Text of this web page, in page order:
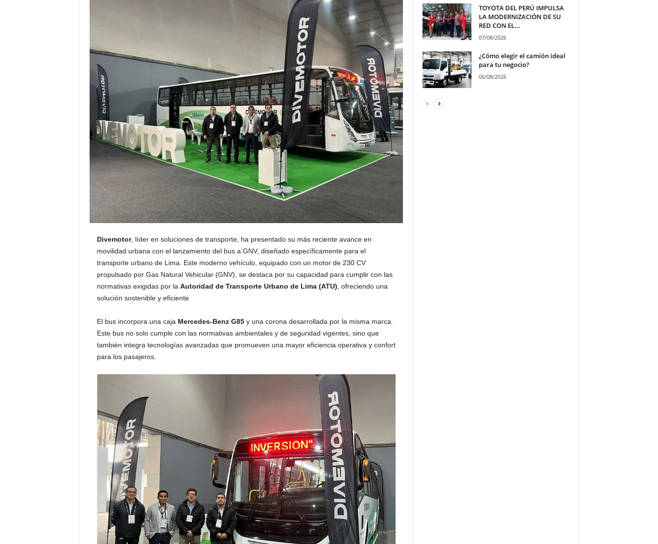
Divemotor, líder en soluciones de transporte, ha presentado su más reciente avance en
movilidad urbana con el lanzamiento del bus a GNV, diseñado específicamente para el
transporte urbano de Lima. Este moderno vehículo, equipado con un motor de 230 CV
propulsado por Gas Natural Vehicular (GNV), se destaca por su capacidad para cumplir con las
normativas exigidas por la Autoridad de Transporte Urbano de Lima (ATU) , ofreciendo una
solución sostenible y eficiente
El bus incorpora una caja Mercedes-Benz G85y una corona desarrollada por la misma marca.
Este bus no solo cumple con las normativas ambientales y de seguridad vigentes, sino que
también integra tecnologías avanzadas que promueven una mayor eficiencia operativa y confort
para los pasajeros.
TOYOTA DEL PERÚ IMPULSA
LA MODERNIZACIÓN DE SU
RED CON EL...
07/08/2026
¿Cómo elegir el camión ideal
para tu negocio?
06/08/2026